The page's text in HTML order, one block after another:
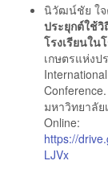
นิวัฒน์ชัย ใจ
ประยุกต์ใช้
โรงเรียนใน
เกษตรแห่งป
มหาวิทยาลั
Online:
https://
LJVx